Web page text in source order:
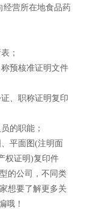
经营所在地食品药
；
预核准证明文件
、职称证明复印
的职能；
平面图(注明面
权证明)复印件
的公司，不同类
想要了解更多关
哦！